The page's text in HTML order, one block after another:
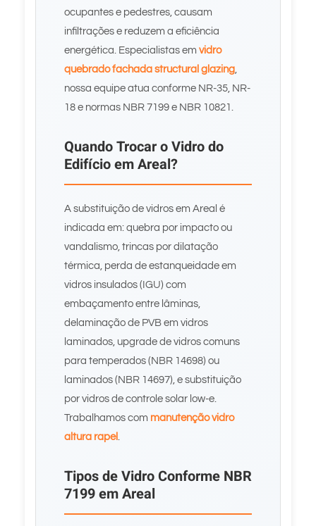
ocupantes e pedestres, causam
infiltrações e reduzem a eficiência
energética. Especialistas em vidro
quebrado fachada structural glazing,
nossa equipe atua conforme NR-35, NR-
18 e normas NBR 7199 e NBR 10821.
Quando Trocar o Vidro do
Edifício em Areal?
A substituição de vidros em Areal é
indicada em: quebra por impacto ou
vandalismo, trincas por dilatação
térmica, perda de estanqueidade em
vidros insulados (IGU) com
embaçamento entre lâminas,
delaminação de PVB em vidros
laminados, upgrade de vidros comuns
para temperados (NBR 14698) ou
laminados (NBR 14697), e substituição
por vidros de controle solar low-e.
Trabalhamos com manutenção vidro
altura rapel.
Tipos de Vidro Conforme NBR
7199 em Areal